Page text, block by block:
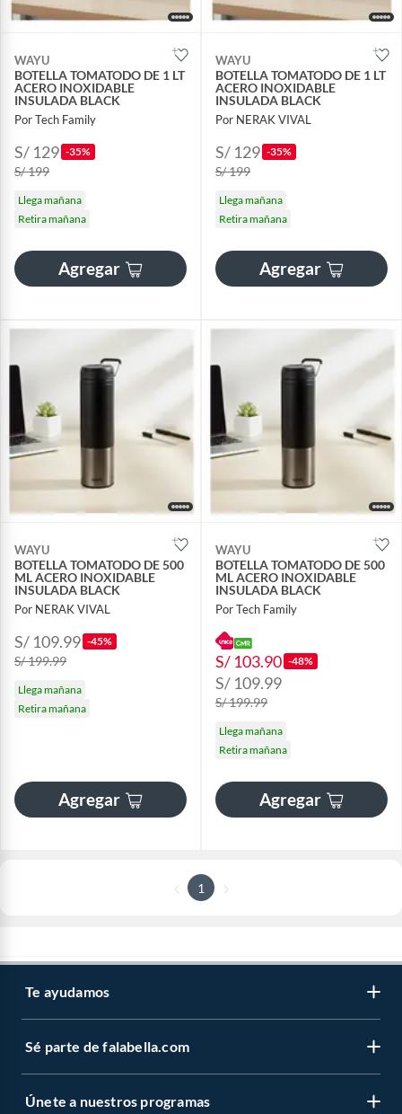
WAYU
BOTELLA TOMATODO DE 1 LT
ACERO INOXIDABLE
INSULADA BLACK
Por Tech Family
S/ 129 -35%
S/ 199
Llega mañana
Retira mañana
Agregar
WAYU
BOTELLA TOMATODO DE 1 LT
ACERO INOXIDABLE
INSULADA BLACK
Por NERAK VIVAL
S/ 129 -35%
S/ 199
Llega mañana
Retira mañana
Agregar
WAYU
BOTELLA TOMATODO DE 500
ML ACERO INOXIDABLE
INSULADA BLACK
Por NERAK VIVAL
S/ 109.99 -45%
S/ 199.99
Llega mañana
Retira mañana
Agregar
WAYU
BOTELLA TOMATODO DE 500
ML ACERO INOXIDABLE
INSULADA BLACK
Por Tech Family
S/ 103.90 -48%
S/ 109.99
S/ 199.99
Llega mañana
Retira mañana
Agregar
1
Te ayudamos
Sé parte de falabella.com
Únete a nuestros programas